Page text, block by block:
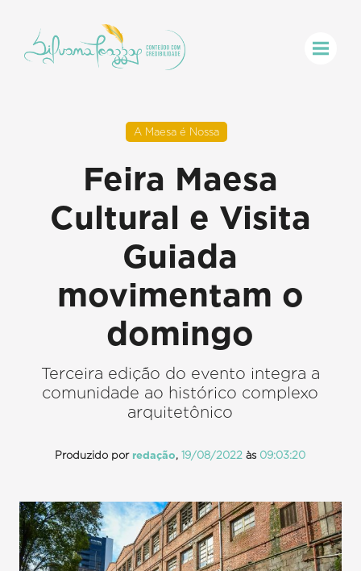
A Maesa é Nossa
Feira Maesa
Cultural e Visita
Guiada
movimentam o
domingo
Terceira edição do evento integra a
comunidade ao histórico complexo
arquitetônico
Produzido por redação,19/08/2022 às 09:03:20